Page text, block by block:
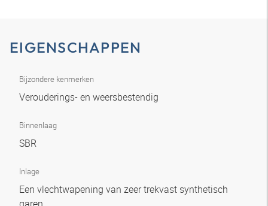
EIGENSCHAPPEN
Bijzondere kenmerken
Verouderings- en weersbestendig
Binnenlaag
SBR
Inlage
Een vlechtwapening van zeer trekvast synthetisch